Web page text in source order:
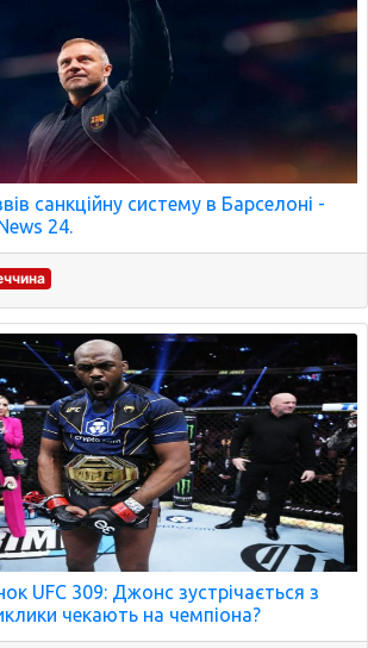
санкційну систему в Барселоні -
24.
UFC 309: Джонс зустрічається з
чекають на чемпіона?